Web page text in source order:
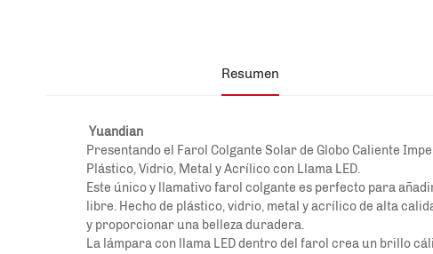
Resumen
Yuandian
Presentando el Farol Colgante Solar de Globo Caliente
Plástico, Vidrio, Metal y Acrílico con Llama LED.
Este único y llamativo farol colgante es perfecto para
libre. Hecho de plástico, vidrio, metal y acrílico de alta
y proporcionar una belleza duradera.
La lámpara con llama LED dentro del farol crea un brillo